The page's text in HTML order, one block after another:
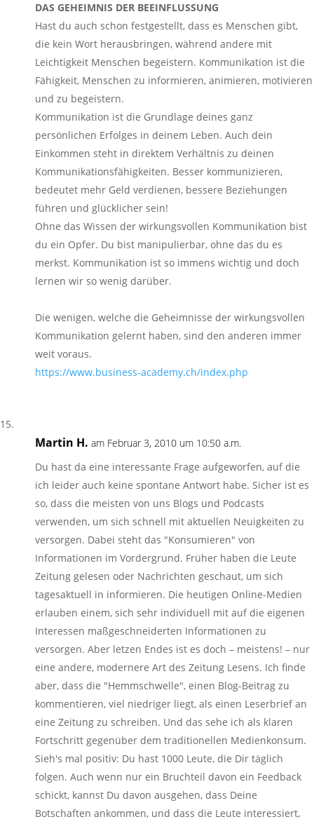
DAS GEHEIMNIS DER BEEINFLUSSUNG
Hast du auch schon festgestellt, dass es Menschen gibt,
die kein Wort herausbringen, während andere mit
Leichtigkeit Menschen begeistern. Kommunikation ist die
Fähigkeit, Menschen zu informieren, animieren, motivieren
und zu begeistern.
Kommunikation ist die Grundlage deines ganz
persönlichen Erfolges in deinem Leben. Auch dein
Einkommen steht in direktem Verhältnis zu deinen
Kommunikationsfähigkeiten. Besser kommunizieren,
bedeutet mehr Geld verdienen, bessere Beziehungen
führen und glücklicher sein!
Ohne das Wissen der wirkungsvollen Kommunikation bist
du ein Opfer. Du bist manipulierbar, ohne das du es
merkst. Kommunikation ist so immens wichtig und doch
lernen wir so wenig darüber.
Die wenigen, welche die Geheimnisse der wirkungsvollen
Kommunikation gelernt haben, sind den anderen immer
weit voraus.
https://www.business-academy.ch/index.php
Martin H. am Februar 3, 2010 um 10:50 a.m.
Du hast da eine interessante Frage aufgeworfen, auf die
ich leider auch keine spontane Antwort habe. Sicher ist es
so, dass die meisten von uns Blogs und Podcasts
verwenden, um sich schnell mit aktuellen Neuigkeiten zu
versorgen. Dabei steht das "Konsumieren" von
Informationen im Vordergrund. Früher haben die Leute
Zeitung gelesen oder Nachrichten geschaut, um sich
tagesaktuell in informieren. Die heutigen Online-Medien
erlauben einem, sich sehr individuell mit auf die eigenen
Interessen maßgeschneiderten Informationen zu
versorgen. Aber letzen Endes ist es doch – meistens! – nur
eine andere, modernere Art des Zeitung Lesens. Ich finde
aber, dass die "Hemmschwelle", einen Blog-Beitrag zu
kommentieren, viel niedriger liegt, als einen Leserbrief an
eine Zeitung zu schreiben. Und das sehe ich als klaren
Fortschritt gegenüber dem traditionellen Medienkonsum.
Sieh's mal positiv: Du hast 1000 Leute, die Dir täglich
folgen. Auch wenn nur ein Bruchteil davon ein Feedback
schickt, kannst Du davon ausgehen, dass Deine
Botschaften ankommen, und dass die Leute interessiert,